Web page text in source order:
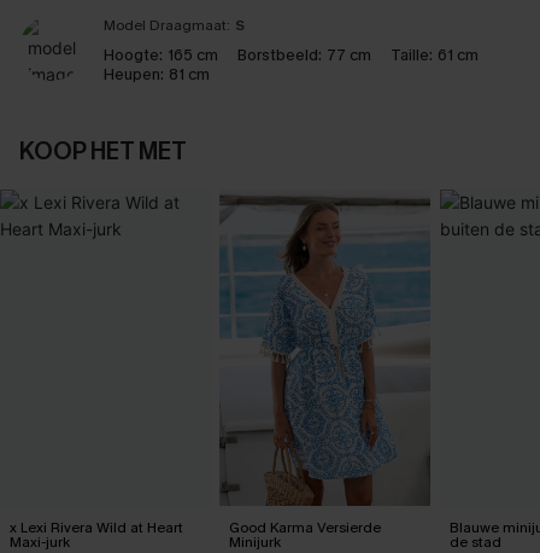
Model Draagmaat: S
Hoogte: 165 cm Borstbeeld: 77 cm Taille: 61 cm
Heupen: 81 cm
KOOP HET MET
x Lexi Rivera Wild at Heart
Maxi-jurk
Good Karma Versierde
Minijurk
Blauwe
de stad